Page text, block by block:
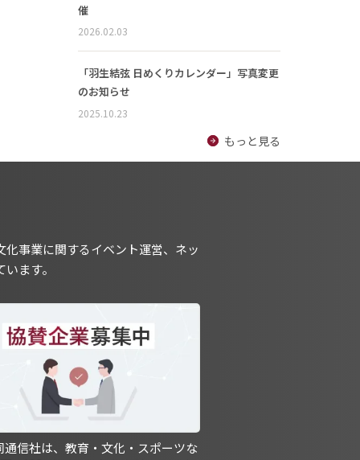
催
2026.02.03
「羽生結弦 日めくりカレンダー」写真変更
のお知らせ
2025.10.23
もっと見る
事業に関するイベント運営、ネッ
ます。
通信社は、教育・文化・スポーツな